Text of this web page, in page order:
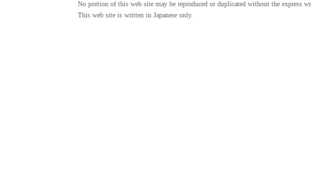
No portion of this web site may be reproduced or duplicated without the express
This web site is written in Japanese only.